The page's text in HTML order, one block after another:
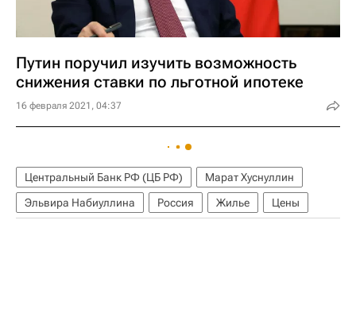
Путин поручил изучить возможность
снижения ставки по льготной ипотеке
16 февраля 2021, 04:37
Центральный Банк РФ (ЦБ РФ)
Марат Хуснуллин
Эльвира Набиуллина
Россия Жилье Цены